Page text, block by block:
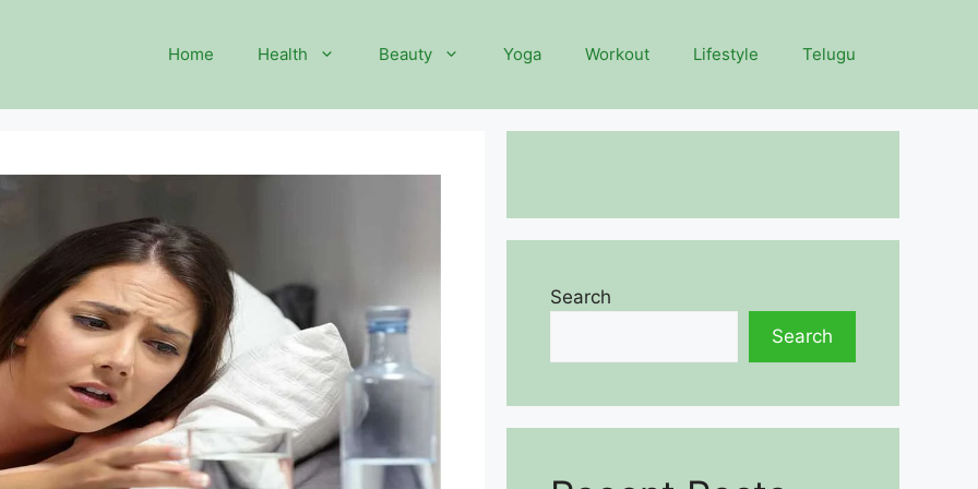
Home Health Beauty Yoga Workout Lifestyle Telugu
Search
Search